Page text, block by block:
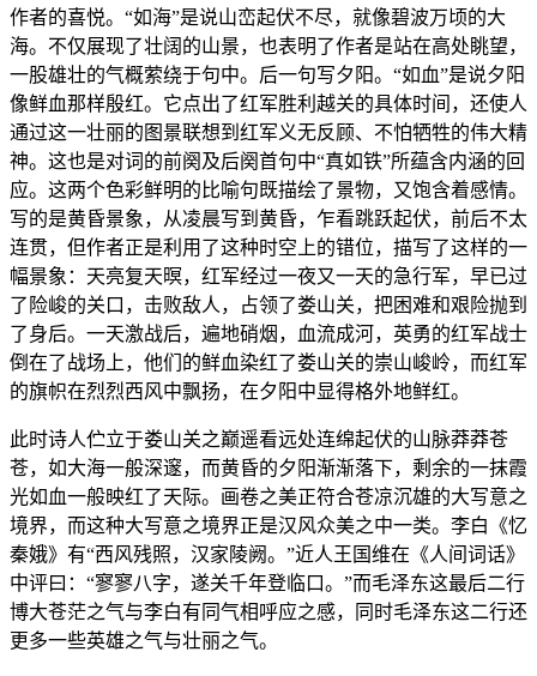
作者的喜悦。“如海”是说山峦起伏不尽，就像碧波万顷的大
海。不仅展现了壮阔的山景，也表明了作者是站在高处眺望，
一股雄壮的气概萦绕于句中。后一句写夕阳。“如血”是说夕阳
像鲜血那样殷红。它点出了红军胜利越关的具体时间，还使人
通过这一壮丽的图景联想到红军义无反顾、不怕牺牲的伟大精
神。这也是对词的前阕及后阕首句中“真如铁”所蕴含内涵的回
应。这两个色彩鲜明的比喻句既描绘了景物，又饱含着感情。
写的是黄昏景象，从凌晨写到黄昏，乍看跳跃起伏，前后不太
连贯，但作者正是利用了这种时空上的错位，描写了这样的一
幅景象：天亮复天暝，红军经过一夜又一天的急行军，早已过
了险峻的关口，击败敌人，占领了娄山关，把困难和艰险抛到
了身后。一天激战后，遍地硝烟，血流成河，英勇的红军战士
倒在了战场上，他们的鲜血染红了娄山关的崇山峻岭，而红军
的旗帜在烈烈西风中飘扬，在夕阳中显得格外地鲜红。
此时诗人伫立于娄山关之巅遥看远处连绵起伏的山脉莽莽苍
苍，如大海一般深邃，而黄昏的夕阳渐渐落下，剩余的一抹霞
光如血一般映红了天际。画卷之美正符合苍凉沉雄的大写意之
境界，而这种大写意之境界正是汉风众美之中一类。李白《忆
秦娥》有“西风残照，汉家陵阙。”近人王国维在《人间词话》
中评曰：“寥寥八字，遂关千年登临口。”而毛泽东这最后二行
博大苍茫之气与李白有同气相呼应之感，同时毛泽东这二行还
更多一些英雄之气与壮丽之气。